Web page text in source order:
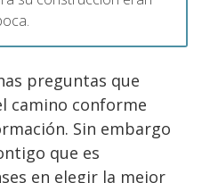
preguntas que
camino conforme
Sin embargo
que es
en elegir la mejor